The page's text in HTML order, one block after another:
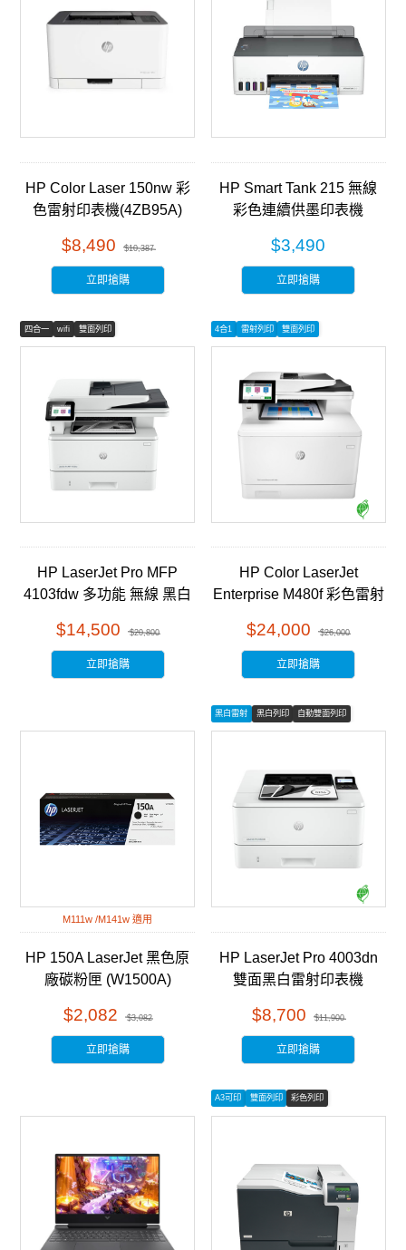
HP Color Laser 150nw 彩
色雷射印表機(4ZB95A)
$8,490 $10,387
立即搶購
HP Smart Tank 215 無線
彩色連續供墨印表機
$3,490
立即搶購
四合一 wifi 雙面列印
HP LaserJet Pro MFP
4103fdw 多功能 無線 黑白
$14,500 $20,800
立即搶購
4合1 雷射列印 雙面列印
HP Color LaserJet
Enterprise M480f 彩色雷射
$24,000 $26,000
立即搶購
M111w /M141w 適用
HP 150A LaserJet 黑色原
廠碳粉匣 (W1500A)
$2,082 $3,082
立即搶購
黑白雷射 黑白列印 自動雙面列印
HP LaserJet Pro 4003dn
雙面黑白雷射印表機
$8,700 $11,900
立即搶購
A3可印 雙面列印 彩色列印